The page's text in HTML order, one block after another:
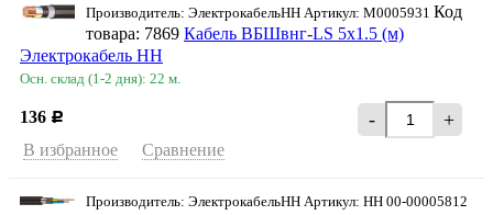
Производитель: ЭлектрокабельНН Артикул: M0005931 Код
товара: 7869 Кабель ВБШвнг-LS 5х1.5 (м)
Электрокабель НН
Осн. склад (1-2 дня): 22 м.
136 Р - +
В избранное Сравнение
Производитель: ЭлектрокабельНН Артикул: НН 00-00005812